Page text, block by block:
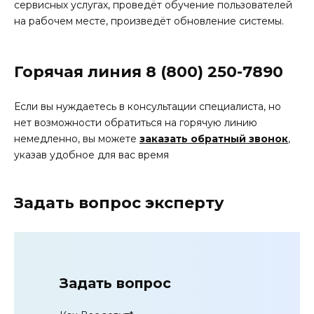
сервисных услугах, проведёт обучение пользователей
на рабочем месте, произведёт обновление системы.
Горячая линия 8 (800) 250-7890
Если вы нуждаетесь в консультации специалиста, но
нет возможности обратиться на горячую линию
немедленно, вы можете заказать обратный звонок,
указав удобное для вас время
Задать вопрос эксперту
Задать вопрос